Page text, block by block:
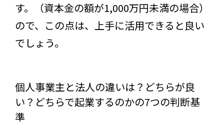
す。（資本金の額が1,000万円未満の場合）
ので、この点は、上手に活用できると良い
でしょう。
個人事業主と法人の違いは？どちらが良
い？どちらで起業するのかの7つの判断基
準